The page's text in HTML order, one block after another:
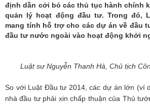
định dần cởi bỏ các thủ tục hành chính
quản lý hoạt động đầu tư. Trong đó,
mang tính hỗ trợ cho các dự án về đầu
đầu tư nước ngoài vào hoạt động khởi
Luật sư Nguyễn Thanh Hà, Chủ tịch
So với Luật Đầu tư 2014, các dự án lớn (ví
nhà đầu tư phải xin chấp thuận của Thủ